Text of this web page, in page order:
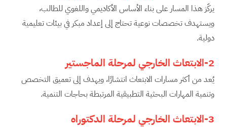
يركّز هذا المسار على بناء الأساس الأكاديمي واللغوي للطالب،
ويستهدف تخصصات نوعية تحتاج إلى إعداد مبكر في بيئات تعليمية
دولية.
2-الابتعاث الخارجي لمرحلة الماجستير
يُعد من أكثر مسارات الابتعاث انتشارًا، ويهدف إلى تعميق التخصص
وتنمية المهارات البحثية التطبيقية المرتبطة بحاجات التنمية.
3-الابتعاث الخارجي لمرحلة الدكتوراه